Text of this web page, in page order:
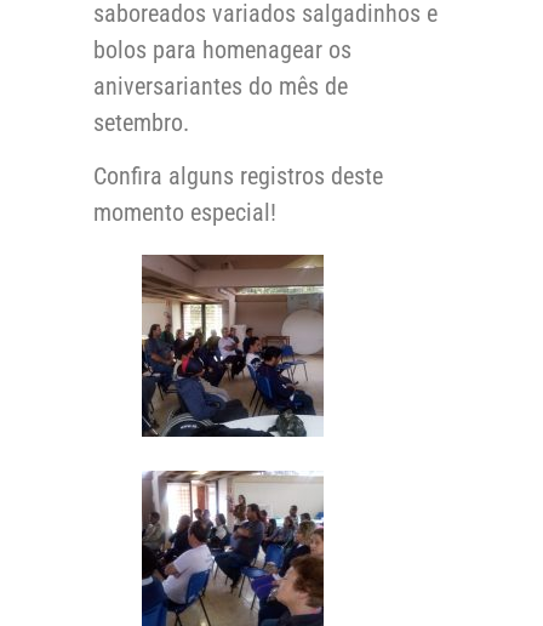
saboreados variados salgadinhos e
bolos para homenagear os
aniversariantes do mês de
setembro.
Confira alguns registros deste
momento especial!